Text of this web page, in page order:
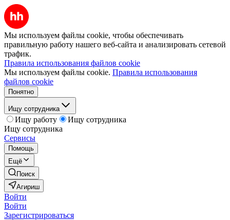
Мы используем файлы cookie, чтобы обеспечивать
правильную работу нашего веб-сайта и анализировать сетевой
трафик.
Правила использования файлов cookie
Мы используем файлы cookie. Правила использования
файлов cookie
Понятно
Ищу сотрудника
Ищу работу
Ищу сотрудника
Ищу сотрудника
Сервисы
Помощь
Ещё
Поиск
Агириш
Войти
Войти
Зарегистрироваться